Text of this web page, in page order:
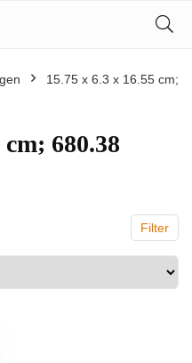
‎15.75 x 6.3 x 16.55 cm;
680.38
Filter